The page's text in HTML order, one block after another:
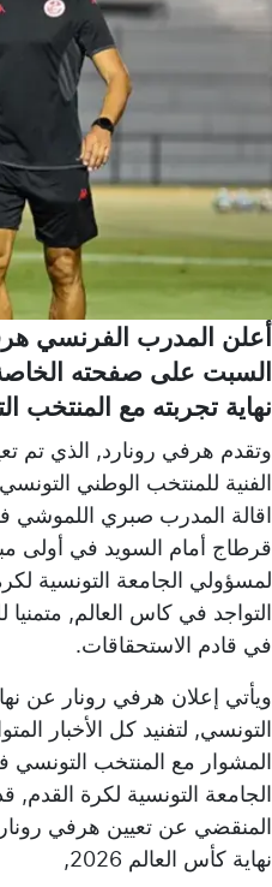
أعلن المدرب الفرنسي
السبت على صفحته
نهاية تجربته مع المنتخب
وتقدم هرفي رونارد, الذي تم
اقالة المدرب صبري
لمسؤولي الجامعة التونسية
التواجد في كاس العالم,
في قادم الاستحقاقات.
ويأتي إعلان هرفي رونار عن
التونسي, لتفنيد كل الأخبار
المشوار مع المنتخب التونسي
المنقضي عن تعيين هرفي
نهاية كأس العالم 2026,